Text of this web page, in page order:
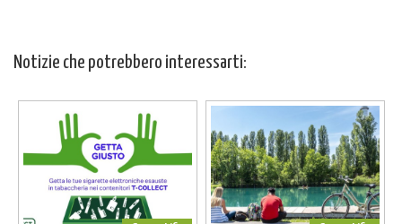
Notizie che potrebbero interessarti: